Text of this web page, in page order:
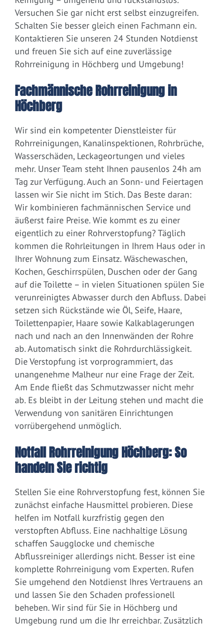
Versuchen Sie gar nicht erst selbst einzugreifen.
Schalten Sie besser gleich einen Fachmann ein.
Kontaktieren Sie unseren 24 Stunden Notdienst
und freuen Sie sich auf eine zuverlässige
Rohrreinigung in Höchberg und Umgebung!
Fachmännische Rohrreinigung in
Höchberg
Wir sind ein kompetenter Dienstleister für
Rohrreinigungen, Kanalinspektionen, Rohrbrüche,
Wasserschäden, Leckageortungen und vieles
mehr. Unser Team steht Ihnen pausenlos 24h am
Tag zur Verfügung. Auch an Sonn- und Feiertagen
lassen wir Sie nicht im Stich. Das Beste daran:
Wir kombinieren fachmännischen Service und
äußerst faire Preise. Wie kommt es zu einer
eigentlich zu einer Rohrverstopfung? Täglich
kommen die Rohrleitungen in Ihrem Haus oder in
Ihrer Wohnung zum Einsatz. Wäschewaschen,
Kochen, Geschirrspülen, Duschen oder der Gang
auf die Toilette – in vielen Situationen spülen Sie
verunreinigtes Abwasser durch den Abfluss. Dabei
setzen sich Rückstände wie Öl, Seife, Haare,
Toilettenpapier, Haare sowie Kalkablagerungen
nach und nach an den Innenwänden der Rohre
ab. Automatisch sinkt die Rohrdurchlässigkeit.
Die Verstopfung ist vorprogrammiert, das
unangenehme Malheur nur eine Frage der Zeit.
Am Ende fließt das Schmutzwasser nicht mehr
ab. Es bleibt in der Leitung stehen und macht die
Verwendung von sanitären Einrichtungen
vorrübergehend unmöglich.
Notfall Rohrreinigung Höchberg: So
handeln Sie richtig
Stellen Sie eine Rohrverstopfung fest, können Sie
zunächst einfache Hausmittel probieren. Diese
helfen im Notfall kurzfristig gegen den
verstopften Abfluss. Eine nachhaltige Lösung
schaffen Saugglocke und chemische
Abflussreiniger allerdings nicht. Besser ist eine
komplette Rohrreinigung vom Experten. Rufen
Sie umgehend den Notdienst Ihres Vertrauens an
und lassen Sie den Schaden professionell
beheben. Wir sind für Sie in Höchberg und
Umgebung rund um die Ihr erreichbar. Zusätzlich